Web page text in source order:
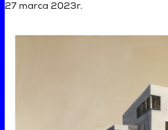
27 marca 2023r.